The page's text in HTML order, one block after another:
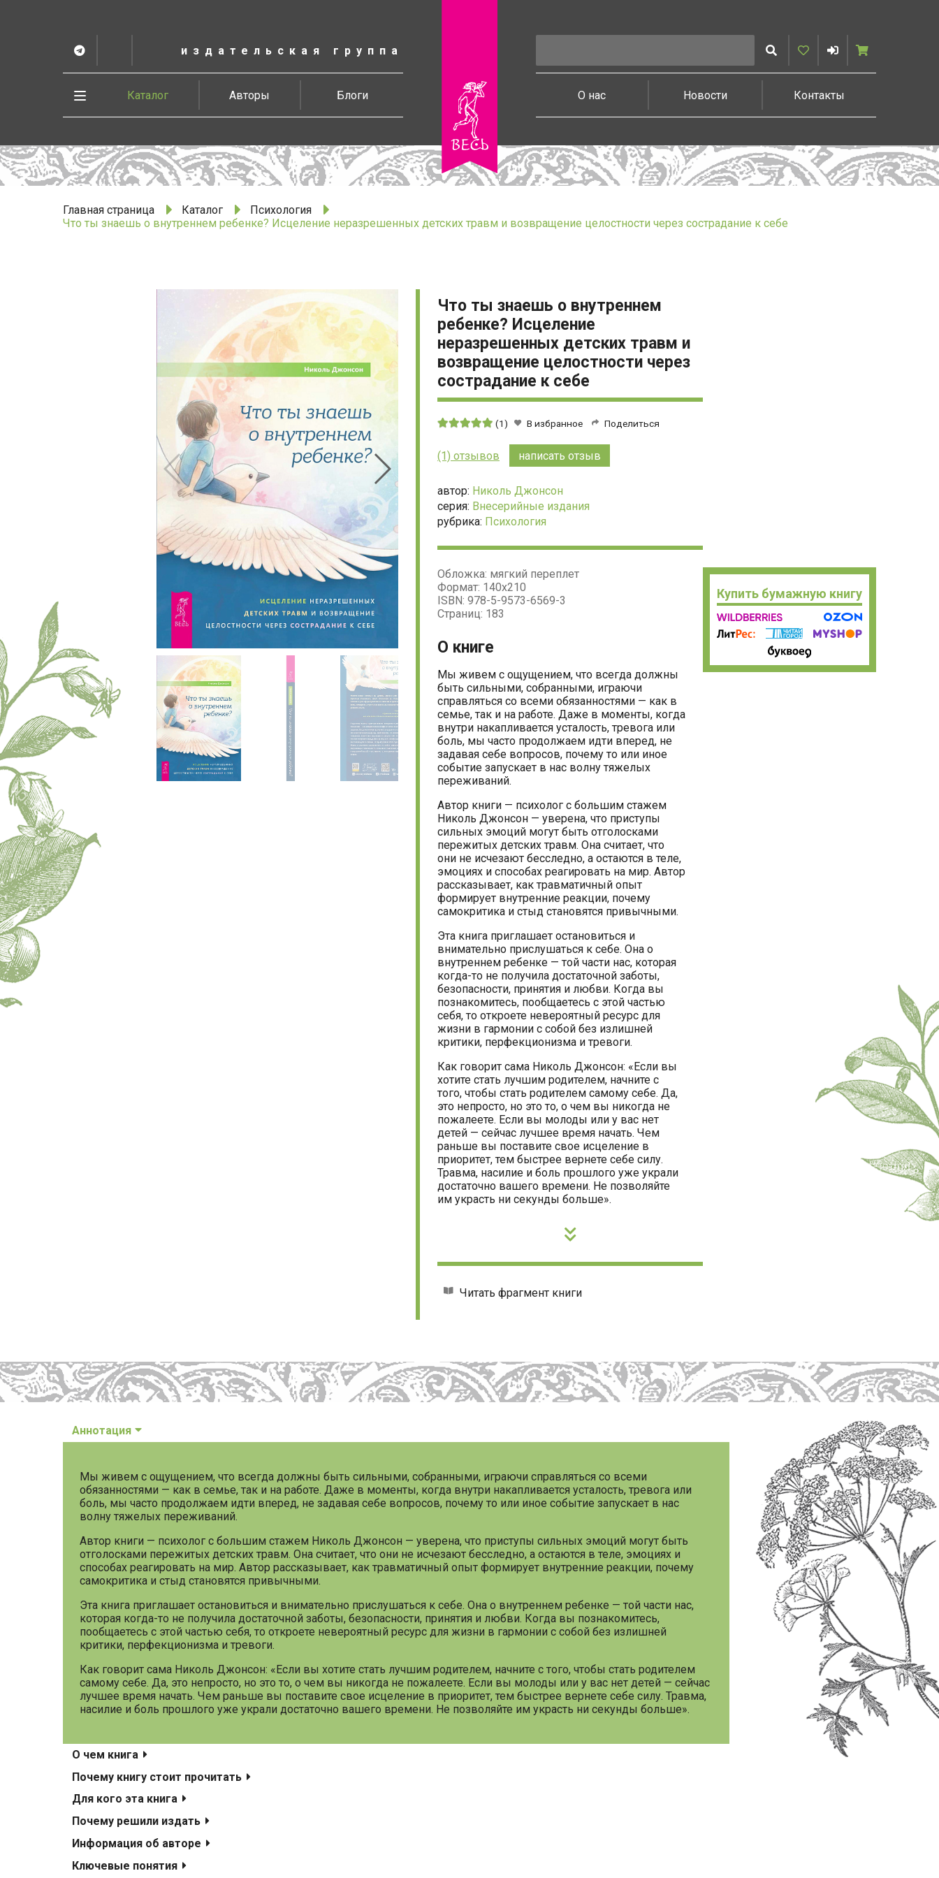
содержанию
издательская группа
весь
Telegram
Vesbook
ИскатьИзбранное
ВойтиКорзина
Каталог Авторы Блоги О нас Новости Контакты
Развернуть
Главная страница Каталог
Психология
Что ты знаешь о внутреннем ребенке? Исцеление неразрешенных детских травм и возвращение целостности через сострадание к себе
Что ты знаешь о внутреннем
ребенке? Исцеление
неразрешенных детских травм и
возвращение целостности через
сострадание к себе
Средняя
из
(1) В избранное Поделиться
(1) отзывов написать отзыв
автор: Николь Джонсон
серия: Внесерийные издания
рубрика: Психология
Купить бумажную книгу
Обложка: мягкий переплет
Формат: 140х210
ISBN: 978-5-9573-6569-3
Страниц: 183
О книге
Мы живем с ощущением, что всегда должны
быть сильными, собранными, играючи
справляться со всеми обязанностями — как в
семье, так и на работе. Даже в моменты, когда
внутри накапливается усталость, тревога или
боль, мы часто продолжаем идти вперед, не
задавая себе вопросов, почему то или иное
событие запускает в нас волну тяжелых
переживаний.
Автор книги — психолог с большим стажем
Николь Джонсон — уверена, что приступы
сильных эмоций могут быть отголосками
пережитых детских травм. Она считает, что
они не исчезают бесследно, а остаются в теле,
эмоциях и способах реагировать на мир. Автор
рассказывает, как травматичный опыт
формирует внутренние реакции, почему
самокритика и стыд становятся привычными.
Эта книга приглашает остановиться и
внимательно прислушаться к себе. Она о
внутреннем ребенке — той части нас, которая
когда-то не получила достаточной заботы,
безопасности, принятия и любви. Когда вы
познакомитесь, пообщаетесь с этой частью
себя, то откроете невероятный ресурс для
жизни в гармонии с собой без излишней
критики, перфекционизма и тревоги.
Как говорит сама Николь Джонсон: «Если вы
хотите стать лучшим родителем, начните с
того, чтобы стать родителем самому себе. Да,
это непросто, но это то, о чем вы никогда не
пожалеете. Если вы молоды или у вас нет
детей — сейчас лучшее время начать. Чем
раньше вы поставите свое исцеление в
приоритет, тем быстрее вернете себе силу.
Травма, насилие и боль прошлого уже украли
достаточно вашего времени. Не позволяйте
им украсть ни секунды больше».
Читать фрагмент книги
Аннотация
Мы живем с ощущением, что всегда должны быть сильными, собранными, играючи справляться со всеми
обязанностями — как в семье, так и на работе. Даже в моменты, когда внутри накапливается усталость, тревога или
боль, мы часто продолжаем идти вперед, не задавая себе вопросов, почему то или иное событие запускает в нас
волну тяжелых переживаний.
Автор книги — психолог с большим стажем Николь Джонсон — уверена, что приступы сильных эмоций могут быть
отголосками пережитых детских травм. Она считает, что они не исчезают бесследно, а остаются в теле, эмоциях и
способах реагировать на мир. Автор рассказывает, как травматичный опыт формирует внутренние реакции, почему
самокритика и стыд становятся привычными.
Эта книга приглашает остановиться и внимательно прислушаться к себе. Она о внутреннем ребенке — той части нас,
которая когда-то не получила достаточной заботы, безопасности, принятия и любви. Когда вы познакомитесь,
пообщаетесь с этой частью себя, то откроете невероятный ресурс для жизни в гармонии с собой без излишней
критики, перфекционизма и тревоги.
Как говорит сама Николь Джонсон: «Если вы хотите стать лучшим родителем, начните с того, чтобы стать родителем
самому себе. Да, это непросто, но это то, о чем вы никогда не пожалеете. Если вы молоды или у вас нет детей — сейчас
лучшее время начать. Чем раньше вы поставите свое исцеление в приоритет, тем быстрее вернете себе силу. Травма,
насилие и боль прошлого уже украли достаточно вашего времени. Не позволяйте им украсть ни секунды больше».
О чем книга
Почему книгу стоит прочитать
Для кого эта книга
Почему решили издать
Информация об авторе
Ключевые понятия